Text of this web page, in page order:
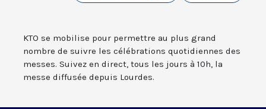
KTO se mobilise pour permettre au plus grand
nombre de suivre les célébrations quotidiennes des
messes. Suivez en direct, tous les jours à 10h, la
messe diffusée depuis Lourdes.